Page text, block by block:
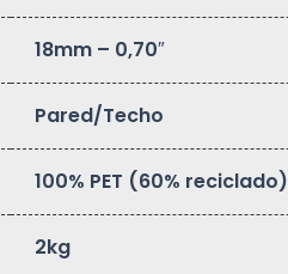
18mm – 0,70″
Pared/Techo
100% PET (60% reciclado)
2kg